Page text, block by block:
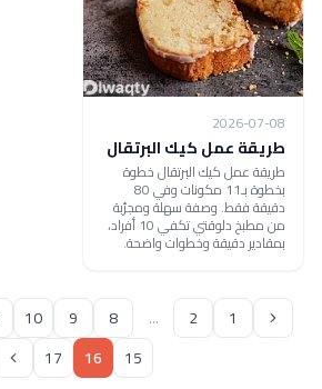
2026-07-08
طريقة عمل كيك البرتقال
طريقة عمل كيك البرتقال خطوة
بخطوة بـ11 مكونات وفي 80
دقيقة فقط. وصفة سهلة ومجرّبة
من مطبخ دلوقتي تكفي 10 أفراد،
بمقادير دقيقة وخطوات واضحة.
1
2
...
8
9
10
15
16
17